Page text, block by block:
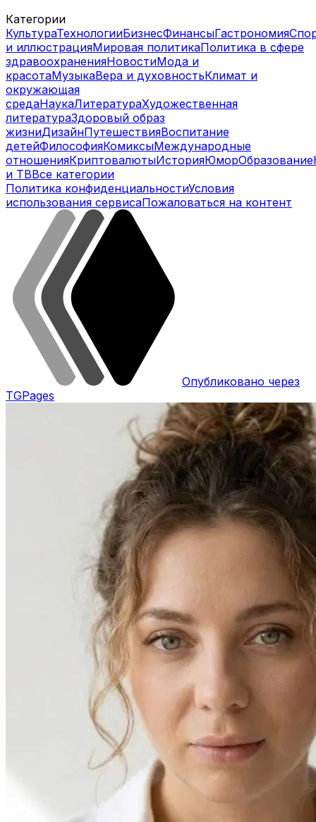
Категории
КультураТехнологииБизнесФинансыГастрономия
и иллюстрацияМировая политикаПолитика в сфере
здравоохраненияНовостиМода и
красотаМузыкаВера и духовностьКлимат и
окружающая
средаНаукаЛитератураХудожественная
литератураЗдоровый образ
жизниДизайнПутешествияВоспитание
детейФилософияКомиксыМеждународные
отношенияКриптовалютыИсторияЮморОбразование
и ТВВсе категории
Политика конфиденциальностиУсловия
использования сервисаПожаловаться на контент
Опубликовано через
TGPages